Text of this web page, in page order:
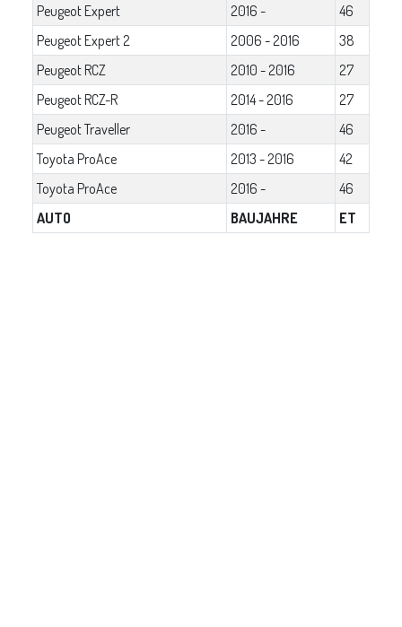
Peugeot Expert
2016 -
46
Peugeot Expert 2
2006 - 2016
38
Peugeot RCZ
2010 - 2016
27
Peugeot RCZ-R
2014 - 2016
27
Peugeot Traveller
2016 -
46
Toyota ProAce
2013 - 2016
42
Toyota ProAce
2016 -
46
AUTO
BAUJAHRE ET